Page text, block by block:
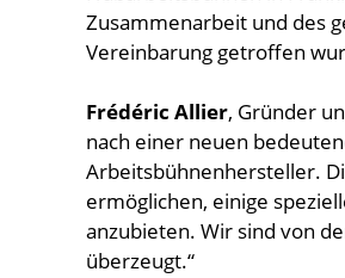
Zusammenarbeit und des
Vereinbarung getroffen
Frédéric Allier, Gründer
nach einer neuen
Arbeitsbühnenhersteller.
ermöglichen, einige
anzubieten. Wir sind von
überzeugt.“